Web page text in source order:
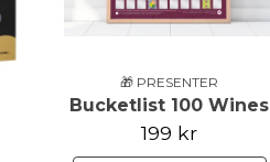
🎁 PRESENTER
Bucketlist 100 Wines
199 kr